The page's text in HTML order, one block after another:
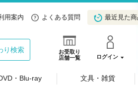
用案内 よくある質問 最近見た商
お受取り
店舗一覧
ログイン
り検索
・Blu-ray 文具・雑貨